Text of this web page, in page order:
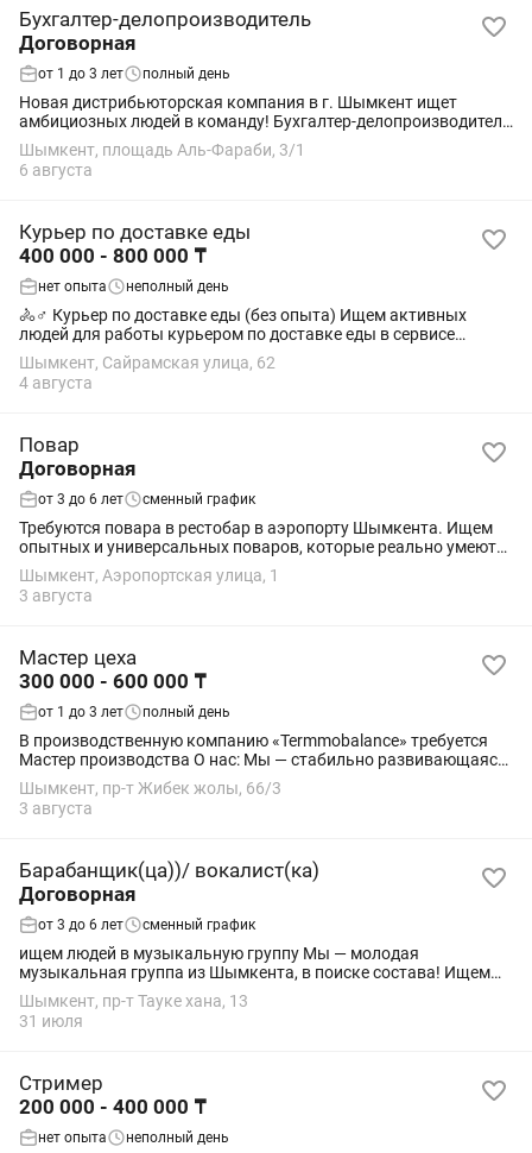
Бухгалтер-делопроизводитель
Договорная
от 1 до 3 лет полный день
Новая дистрибьюторская компания в г. Шымкент ищет
амбициозных людей в команду! Бухгалтер-делопроизводитель
-- Знание первичной документации -- Работа в системе 1-С,
уверенный пользователь ПК --...
Шымкент, площадь Аль-Фараби, 3/1
6 августа
Курьер по доставке еды
400 000 - 800 000 ₸
нет опыта неполный день
🚴♂️ Курьер по доставке еды (без опыта) Ищем активных
людей для работы курьером по доставке еды в сервисе
Яндекс Еда. ✅ Без опыта — всему научим ✅ Подходит
студентам ✅ Свободный график —...
Шымкент, Сайрамская улица, 62
4 августа
Повар
Договорная
от 3 до 6 лет сменный график
Требуются повара в рестобар в аэропорту Шымкента. Ищем
опытных и универсальных поваров, которые реально умеют
работать, а не учиться на месте. Требования: •Опыт работы от
7–10 лет •Уверенная...
Шымкент, Аэропортская улица, 1
3 августа
Мастер цеха
300 000 - 600 000 ₸
от 1 до 3 лет полный день
В производственную компанию «Termmobalance» требуется
Мастер производства О нас: Мы — стабильно развивающаяся
производственная компания «Termmobalance».
Специализируемся на выпуске...
Шымкент, пр-т Жибек жолы, 66/3
3 августа
Барабанщик(ца))/ вокалист(ка)
Договорная
от 3 до 6 лет сменный график
ищем людей в музыкальную группу Мы — молодая
музыкальная группа из Шымкента, в поиске состава! Ищем
людей, занимающихся -барабанами -вокалом Возраст: от 17
до 25 лет — важно, чтобы мы были на...
Шымкент, пр-т Тауке хана, 13
31 июля
Стример
200 000 - 400 000 ₸
нет опыта неполный день